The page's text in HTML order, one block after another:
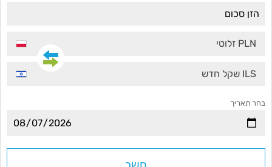
PLN זלוטי
ILS שקל חדש
בחר תאריך